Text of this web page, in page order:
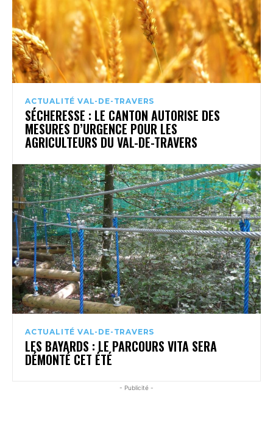
ACTUALITÉ VAL-DE-TRAVERS
SÉCHERESSE : LE CANTON AUTORISE DES
MESURES D’URGENCE POUR LES
AGRICULTEURS DU VAL-DE-TRAVERS
ACTUALITÉ VAL-DE-TRAVERS
LES BAYARDS : LE PARCOURS VITA SERA
DÉMONTÉ CET ÉTÉ
- Publicité -